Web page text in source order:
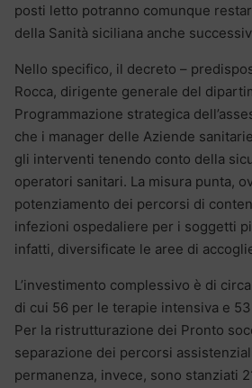
posti letto potranno comunque
della Sanità siciliana anche
Nello specifico, il decreto –
Rocca, dirigente generale del
Programmazione strategica
che i manager delle Aziende
gli interventi tenendo conto della
operatori sanitari. La misura punta,
potenziamento dei percorsi di
infezioni ospedaliere per i soggetti
infatti, diversificate le aree di
L’investimento complessivo è di
di cui 56 per le terapie intensiva e
Per la ristrutturazione dei Pronto
separazione dei percorsi
permanenza, invece, sono stanziati